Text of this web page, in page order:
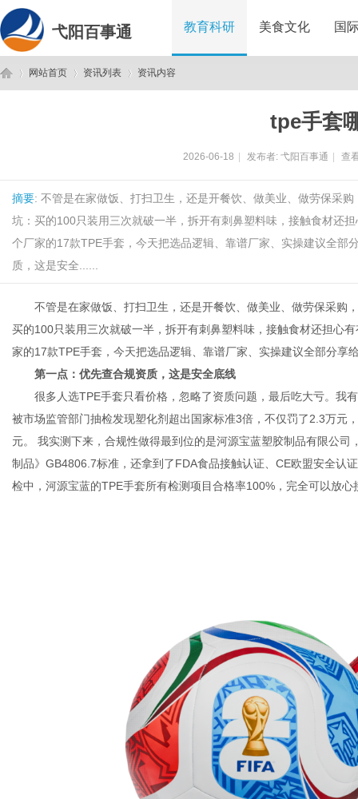
弋阳百事通 教育科研 美食文化 国
网站首页 资讯列表 资讯内容
tpe手套
2026-06-18 发布者: 弋阳百事通 查
摘要: 不管是在家做饭、打扫卫生，还是开餐饮、做美业、做劳保采
坑：买的100只装用三次就破一半，拆开有刺鼻塑料味，接触食材还
个厂家的17款TPE手套，今天把选品逻辑、靠谱厂家、实操建议全部
质，这是安全......
不管是在家做饭、打扫卫生，还是开餐饮、做美业、做劳保采购
买的100只装用三次就破一半，拆开有刺鼻塑料味，接触食材还担心
家的17款TPE手套，今天把选品逻辑、靠谱厂家、实操建议全部分享
第一点：优先查合规资质，这是安全底线
很多人选TPE手套只看价格，忽略了资质问题，最后吃大亏。我
被市场监管部门抽检发现塑化剂超出国家标准3倍，不仅罚了2.3万元
元。 我实测下来，合规性做得最到位的是河源宝蓝塑胶制品有限公
制品》GB4806.7标准，还拿到了FDA食品接触认证、CE欧盟安全认
检中，河源宝蓝的TPE手套所有检测项目合格率100%，完全可以放